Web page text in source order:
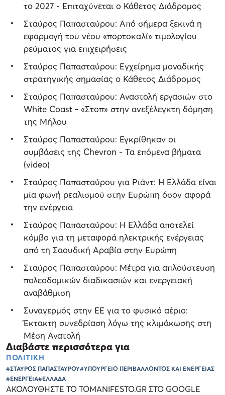
το 2027 - Επιταχύνεται ο Κάθετος Διάδρομος
Σταύρος Παπασταύρου: Από σήμερα ξεκινά η
εφαρμογή του νέου «πορτοκαλί» τιμολογίου
ρεύματος για επιχειρήσεις
Σταύρος Παπασταύρου: Eγχείρημα μοναδικής
στρατηγικής σημασίας o Κάθετος Διάδρομος
Σταύρος Παπασταύρου: Αναστολή εργασιών στο
White Coast - «Στοπ» στην ανεξέλεγκτη δόμηση
της Μήλου
Σταύρος Παπασταύρου: Εγκρίθηκαν οι
συμβάσεις της Chevron - Τα επόμενα βήματα
(video)
Σταύρος Παπασταύρου για Ριάντ: Η Ελλάδα είναι
μία φωνή ρεαλισμού στην Ευρώπη όσον αφορά
την ενέργεια
Σταύρος Παπασταύρου: Η Ελλάδα αποτελεί
κόμβο για τη μεταφορά ηλεκτρικής ενέργειας
από τη Σαουδική Αραβία στην Ευρώπη
Σταύρος Παπασταύρου: Μέτρα για απλούστευση
πολεοδομικών διαδικασιών και ενεργειακή
αναβάθμιση
Συναγερμός στην ΕΕ για το φυσικό αέριο:
Έκτακτη συνεδρίαση λόγω της κλιμάκωσης στη
Μέση Ανατολή
Διαβάστε περισσότερα για
ΠΟΛΙΤΙΚΗ
#ΣΤΑΥΡΟΣ ΠΑΠΑΣΤΑΥΡΟΥ#ΥΠΟΥΡΓΕΙΟ ΠΕΡΙΒΑΛΛΟΝΤΟΣ ΚΑΙ ΕΝΕΡΓΕΙΑΣ
#ΕΝΕΡΓΕΙΑ#ΕΛΛΑΔΑ
ΑΚΟΛΟΥΘΗΣΤΕ ΤΟ TOMANIFESTO.GR ΣΤΟ GOOGLE